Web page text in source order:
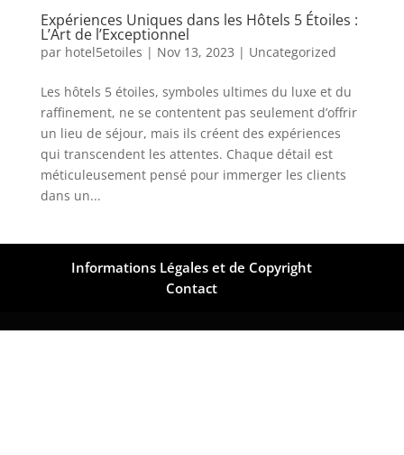
Expériences Uniques dans les Hôtels 5 Étoiles :
L’Art de l’Exceptionnel
par hotel5etoiles | Nov 13, 2023 | Uncategorized
Les hôtels 5 étoiles, symboles ultimes du luxe et du
raffinement, ne se contentent pas seulement d’offrir
un lieu de séjour, mais ils créent des expériences
qui transcendent les attentes. Chaque détail est
méticuleusement pensé pour immerger les clients
dans un...
Informations Légales et de Copyright
Contact